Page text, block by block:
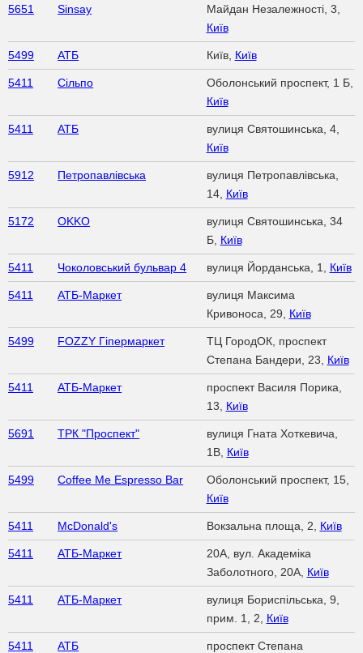
5651 Sinsay
Майдан Незалежності, 3,
Київ
5499 АТБ Київ, Київ
5411 Сільпо
Оболонський проспект, 1 Б,
Київ
5411 АТБ
вулиця Святошинська, 4,
Київ
5912 Петропавлівська
вулиця Петропавлівська,
14, Київ
5172 OKKO
вулиця Святошинська, 34
Б, Київ
5411 Чоколовський бульвар 4 вулиця Йорданська, 1, Київ
5411 АТБ-Маркет
вулиця Максима
Кривоноса, 29, Київ
5499 FOZZY Гіпермаркет
TЦ ГородОК, проспект
Степана Бандери, 23, Київ
5411 АТБ-Маркет
проспект Василя Порика,
13, Київ
5691 ТРК "Проспект"
вулиця Гната Хоткевича,
1В, Київ
5499 Coffee Me Espresso Bar
Оболонський проспект, 15,
Київ
5411 McDonald's Вокзальна площа, 2, Київ
5411 АТБ-Маркет
20A, вул. Академіка
Заболотного, 20А, Київ
5411 АТБ-Маркет
вулиця Бориспільська, 9,
прим. 1, 2, Київ
5411 АТБ
проспект Степана